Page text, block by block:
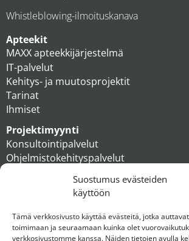
Suostumus evästeiden
käyttöön
Tämä verkkosivusto käyttää evästeitä, jotka
toimimaan ja seuraamaan kuinka olet
verkkosivustomme kanssa. Näiden tietojen avulla
Whistleblowing-ilmoituskanava
Apteekit
MAXX apteekkijärjestelmä
IT-palvelut
Kehitys- ja muutosprojektit
Tarinat
Ihmiset
Projektimyynti
Konsultointipalvelut
Ohjelmistokehityspalvelut
Ihmiset
Konserni